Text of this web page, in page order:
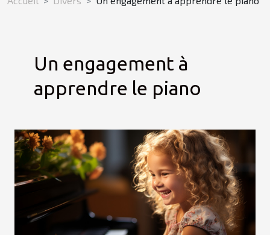
Un engagement à
apprendre le piano